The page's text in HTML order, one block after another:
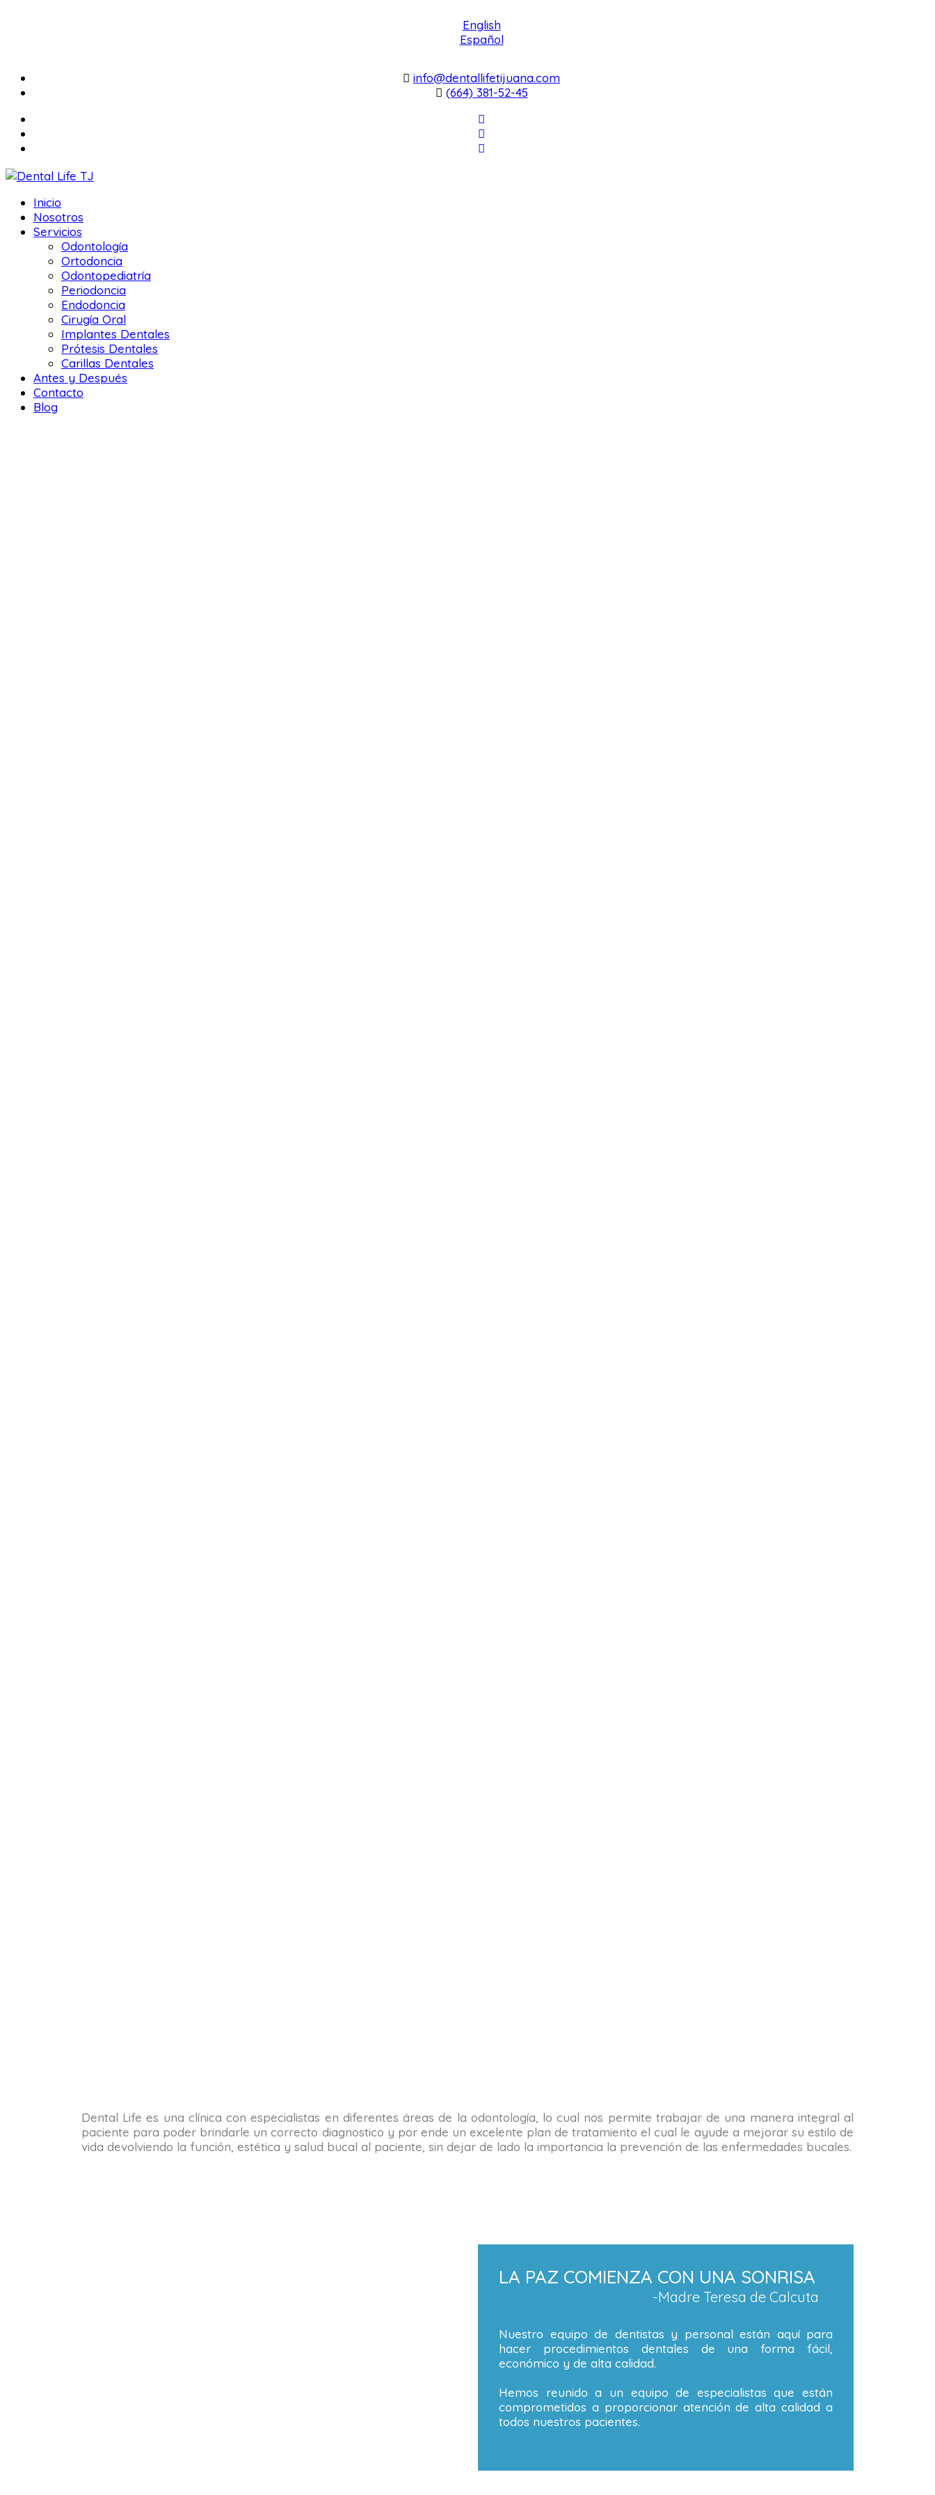
English
Español
info@dentallifetijuana.com
(664) 381-52-45
Inicio
Nosotros
Servicios
Odontología
Ortodoncia
Odontopediatría
Periodoncia
Endodoncia
Cirugía Oral
Implantes Dentales
Prótesis Dentales
Carillas Dentales
Antes y Después
Contacto
Blog
Dental Life es una clínica con especialistas en diferentes áreas de la odontología, lo cual nos permite trabajar de una manera integral al
paciente para poder brindarle un correcto diagnostico y por ende un excelente plan de tratamiento el cual le ayude a mejorar su estilo de
vida devolviendo la función, estética y salud bucal al paciente, sin dejar de lado la importancia la prevención de las enfermedades bucales.
LA PAZ COMIENZA CON UNA SONRISA
-Madre Teresa de Calcuta
Nuestro equipo de dentistas y personal están aquí para
hacer procedimientos dentales de una forma fácil,
económico y de alta calidad.
Hemos reunido a un equipo de especialistas que están
comprometidos a proporcionar atención de alta calidad a
todos nuestros pacientes.